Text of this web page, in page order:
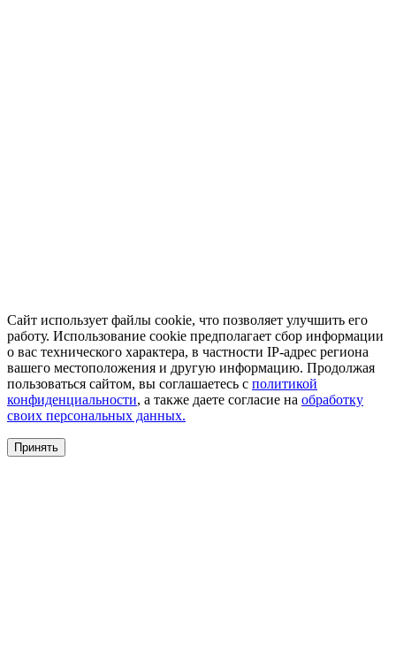
Сайт использует файлы cookie, что позволяет улучшить его
работу. Использование cookie предполагает сбор информации
о вас технического характера, в частности IP-адрес региона
вашего местоположения и другую информацию. Продолжая
пользоваться сайтом, вы соглашаетесь с политикой
конфиденциальности, а также даете согласие на обработку
своих персональных данных.
Принять